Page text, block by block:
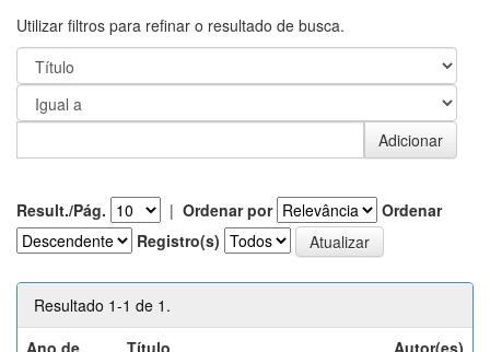
Utilizar filtros para refinar o resultado de busca.
Result./Pág. | Ordenar por
Ordenar
Registro(s)
Resultado 1-1 de 1.
Ano de
Título Autor(es)